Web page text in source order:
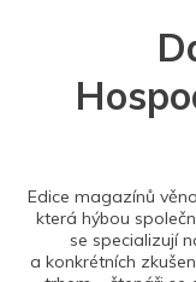
Edice magazínů
která hýbou
se specializují
a konkrétních